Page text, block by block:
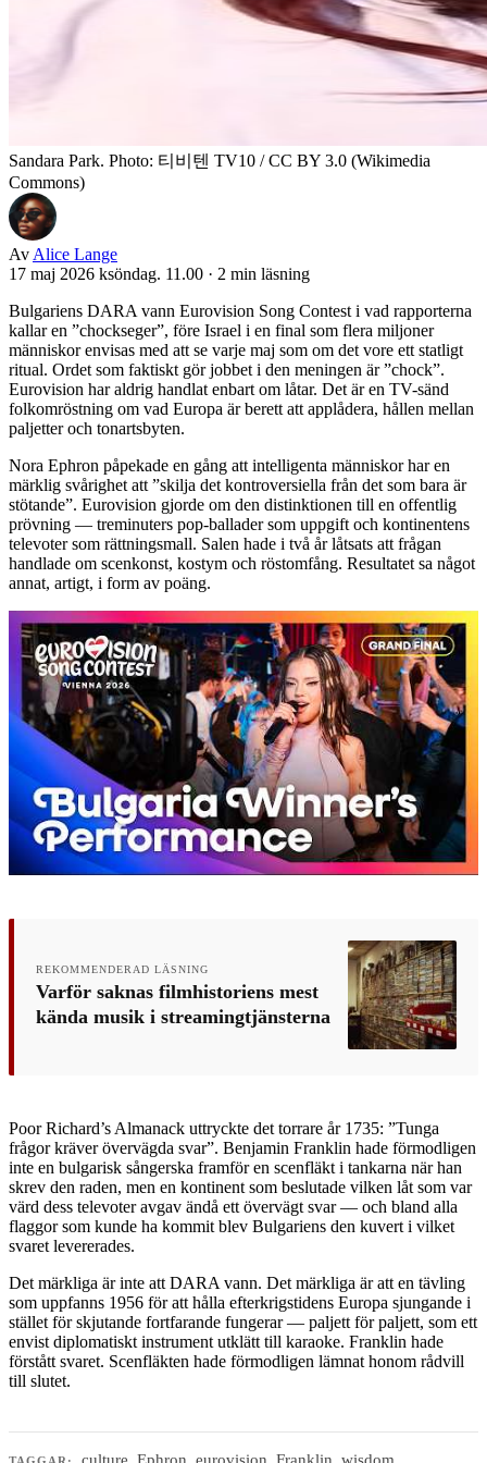
Sandara Park. Photo: 티비텐 TV10 / CC BY 3.0 (Wikimedia
Commons)
Av Alice Lange
17 maj 2026 ksöndag. 11.00 · 2 min läsning
Bulgariens DARA vann Eurovision Song Contest i vad rapporterna
kallar en ”chockseger”, före Israel i en final som flera miljoner
människor envisas med att se varje maj som om det vore ett statligt
ritual. Ordet som faktiskt gör jobbet i den meningen är ”chock”.
Eurovision har aldrig handlat enbart om låtar. Det är en TV-sänd
folkomröstning om vad Europa är berett att applådera, hållen mellan
paljetter och tonartsbyten.
Nora Ephron påpekade en gång att intelligenta människor har en
märklig svårighet att ”skilja det kontroversiella från det som bara är
stötande”. Eurovision gjorde om den distinktionen till en offentlig
prövning — treminuters pop-ballader som uppgift och kontinentens
televoter som rättningsmall. Salen hade i två år låtsats att frågan
handlade om scenkonst, kostym och röstomfång. Resultatet sa något
annat, artigt, i form av poäng.
REKOMMENDERAD LÄSNING
Varför saknas filmhistoriens mest
kända musik i streamingtjänsterna
Poor Richard’s Almanack uttryckte det torrare år 1735: ”Tunga
frågor kräver övervägda svar”. Benjamin Franklin hade förmodligen
inte en bulgarisk sångerska framför en scenfläkt i tankarna när han
skrev den raden, men en kontinent som beslutade vilken låt som var
värd dess televoter avgav ändå ett övervägt svar — och bland alla
flaggor som kunde ha kommit blev Bulgariens den kuvert i vilket
svaret levererades.
Det märkliga är inte att DARA vann. Det märkliga är att en tävling
som uppfanns 1956 för att hålla efterkrigstidens Europa sjungande i
stället för skjutande fortfarande fungerar — paljett för paljett, som ett
envist diplomatiskt instrument utklätt till karaoke. Franklin hade
förstått svaret. Scenfläkten hade förmodligen lämnat honom rådvill
till slutet.